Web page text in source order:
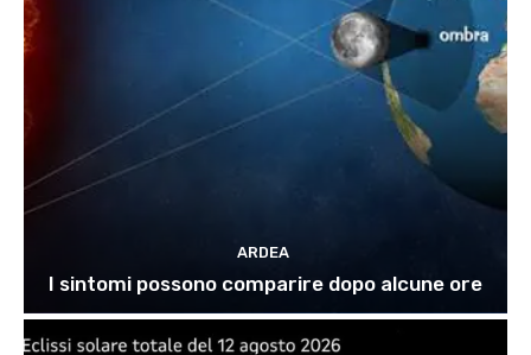
ARDEA
I sintomi possono comparire dopo alcune ore